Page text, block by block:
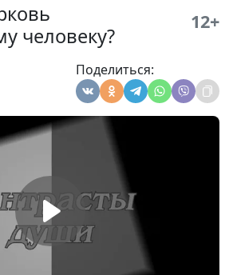
человеку?
12+
Поделиться:
теологии
Александр Шатан,
Анатолий Симушов,
доктор практической
теологии
доктор практической
теологии
Александр Шатан,